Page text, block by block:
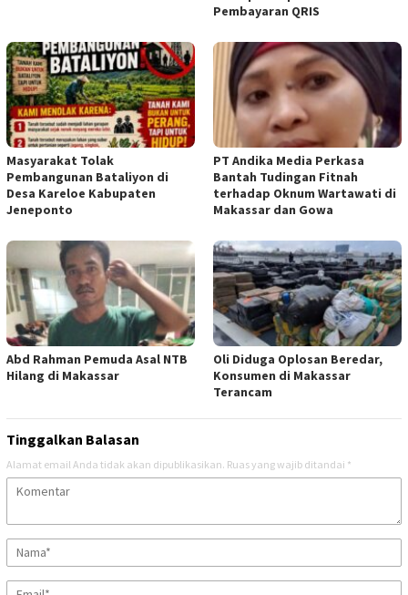
Pembayaran QRIS
Masyarakat Tolak
Pembangunan Bataliyon di
Desa Kareloe Kabupaten
Jeneponto
PT Andika Media Perkasa
Bantah Tudingan Fitnah
terhadap Oknum Wartawati di
Makassar dan Gowa
Abd Rahman Pemuda Asal NTB
Hilang di Makassar
Oli Diduga Oplosan Beredar,
Konsumen di Makassar
Terancam
Tinggalkan Balasan
Alamat email Anda tidak akan dipublikasikan. Ruas yang wajib ditandai *